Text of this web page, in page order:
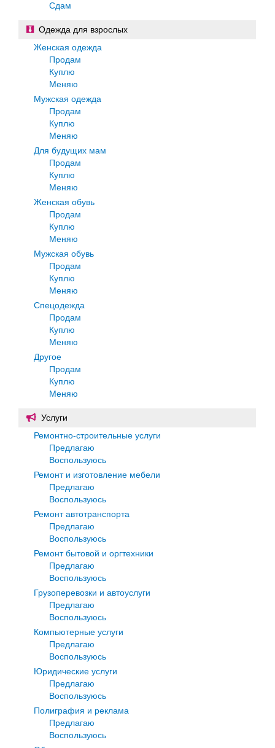
Сдам
Одежда для взрослых
Женская одежда
Продам
Куплю
Меняю
Мужская одежда
Продам
Куплю
Меняю
Для будущих мам
Продам
Куплю
Меняю
Женская обувь
Продам
Куплю
Меняю
Мужская обувь
Продам
Куплю
Меняю
Спецодежда
Продам
Куплю
Меняю
Другое
Продам
Куплю
Меняю
Услуги
Ремонтно-строительные услуги
Предлагаю
Воспользуюсь
Ремонт и изготовление мебели
Предлагаю
Воспользуюсь
Ремонт автотранспорта
Предлагаю
Воспользуюсь
Ремонт бытовой и оргтехники
Предлагаю
Воспользуюсь
Грузоперевозки и автоуслуги
Предлагаю
Воспользуюсь
Компьютерные услуги
Предлагаю
Воспользуюсь
Юридические услуги
Предлагаю
Воспользуюсь
Полиграфия и реклама
Предлагаю
Воспользуюсь